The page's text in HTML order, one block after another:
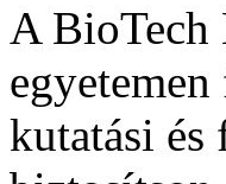
A BioTech
kutatási és